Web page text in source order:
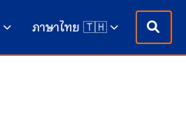
ภาษาไทย 🇹🇭